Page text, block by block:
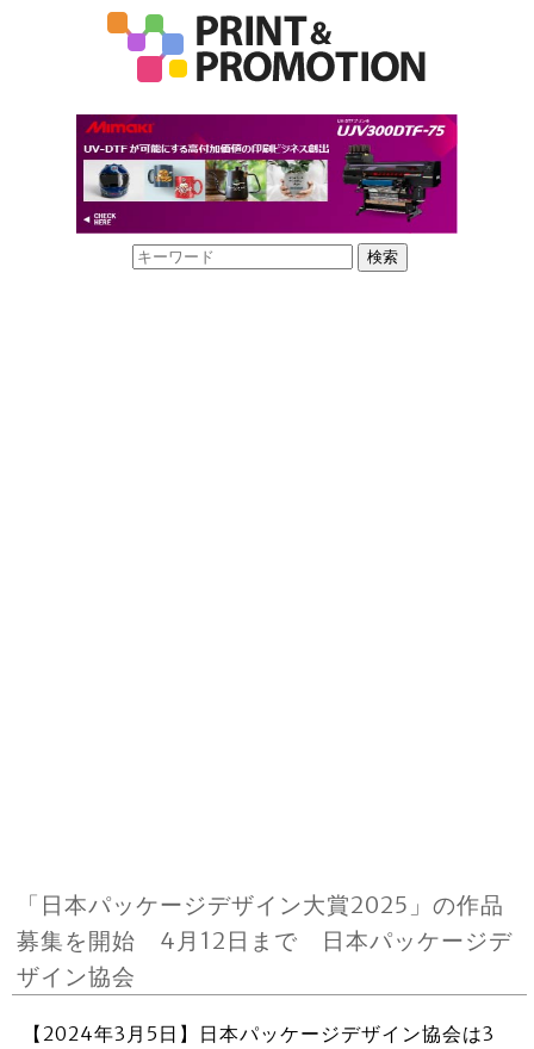
「日本パッケージデザイン大賞2025」の作品
募集を開始 4月12日まで 日本パッケージデ
ザイン協会
【2024年3月5日】日本パッケージデザイン協会は3